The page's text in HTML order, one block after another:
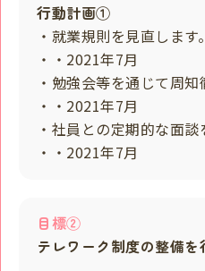
行動計画①
・就業規則を見直します。
・・2021年7月
・勉強会等を通じて周知
・・2021年7月
・社員との定期的な面談
・・2021年7月
目標②
テレワーク制度の整備を